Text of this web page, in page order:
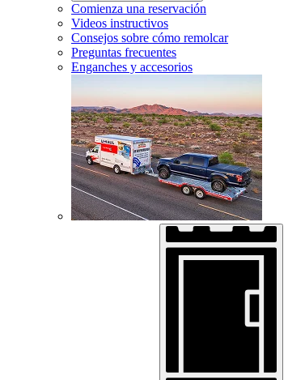
Comienza una reservación
Videos instructivos
Consejos sobre cómo remolcar
Preguntas frecuentes
Enganches y accesorios